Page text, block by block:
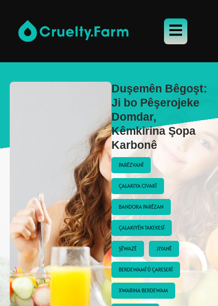
Duşemên Bêgoşt:
Ji bo Pêşerojeke
Domdar,
Kêmkirina Şopa
Karbonê
PARÊZVANÎ
ÇALAKIYA CIVAKÎ
BANDORA PARÊZAN
ÇALAKIYÊN TAKEKESÎ
ŞÊWAZÊ JIYANÊ
BERDEWAMÎ Û ÇARESERÎ
XWARINA BERDEWAM